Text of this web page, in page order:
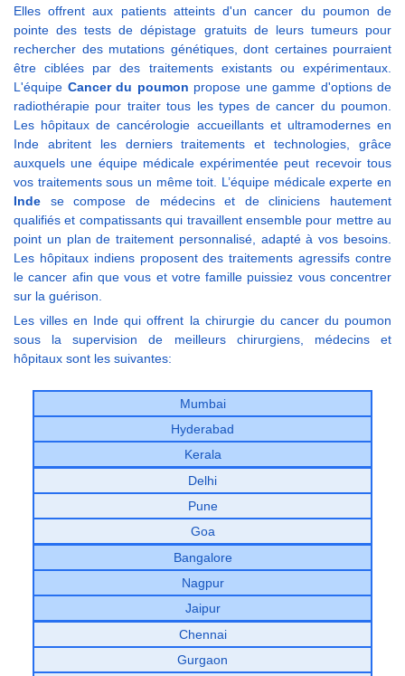
Elles offrent aux patients atteints d'un cancer du poumon de
pointe des tests de dépistage gratuits de leurs tumeurs pour
rechercher des mutations génétiques, dont certaines pourraient
être ciblées par des traitements existants ou expérimentaux.
L'équipe Cancer du poumon propose une gamme d'options de
radiothérapie pour traiter tous les types de cancer du poumon.
Les hôpitaux de cancérologie accueillants et ultramodernes en
Inde abritent les derniers traitements et technologies, grâce
auxquels une équipe médicale expérimentée peut recevoir tous
vos traitements sous un même toit. L’équipe médicale experte en
Inde se compose de médecins et de cliniciens hautement
qualifiés et compatissants qui travaillent ensemble pour mettre au
point un plan de traitement personnalisé, adapté à vos besoins.
Les hôpitaux indiens proposent des traitements agressifs contre
le cancer afin que vous et votre famille puissiez vous concentrer
sur la guérison.
Les villes en Inde qui offrent la chirurgie du cancer du poumon
sous la supervision de meilleurs chirurgiens, médecins et
hôpitaux sont les suivantes:
Mumbai
Hyderabad
Kerala
Delhi
Pune
Goa
Bangalore
Nagpur
Jaipur
Chennai
Gurgaon